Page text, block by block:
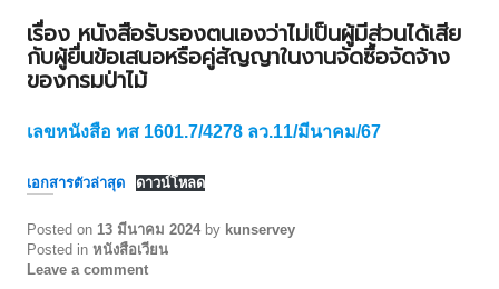
เรื่อง หนังสือรับรองตนเองว่าไม่เป็นผู้มีส่วนได้เสีย
กับผู้ยื่นข้อเสนอหรือคู่สัญญาในงานจัดซื้อจัดจ้าง
ของกรมป่าไม้
เลขหนังสือ ทส 1601.7/4278 ลว.11/มีนาคม/67
เอกสารตัวล่าสุด ดาวน์โหลด
Posted on 13 มีนาคม 2024 by kunservey
Posted in หนังสือเวียน
Leave a comment